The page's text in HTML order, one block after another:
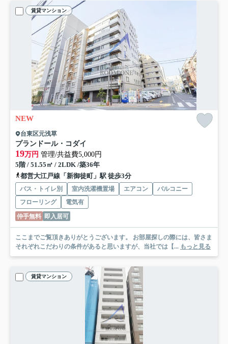
賃貸マンション
NEW
台東区元浅草
プランドール・コダイ
19万円 管理/共益費5,000円
5階 / 51.55㎡ / 2LDK /築36年
都営大江戸線「新御徒町」駅 徒歩3分
バス・トイレ別 室内洗濯機置場 エアコン
バルコニー
フローリング
電気有
仲手無料 即入居可
ここまでご覧頂きありがとうございます。 お部屋探しの際には、皆さま
それぞれこだわりの条件があると思いますが、当社では【... もっと見る
賃貸マンション